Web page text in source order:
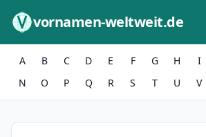
vornamen-weltweit.de
A B C D E F G H I
N
O P Q R S T U V